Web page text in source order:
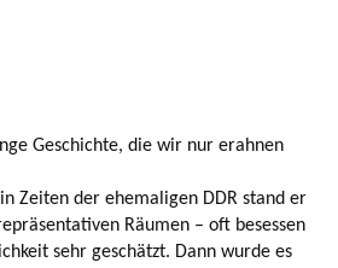
Geschichte, die wir nur erahnen
Zeiten der ehemaligen DDR stand er
Räumen – oft besessen
sehr geschätzt. Dann wurde es